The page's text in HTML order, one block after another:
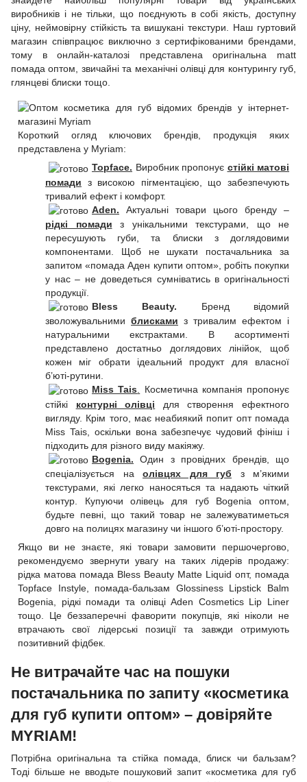
виробників і не тільки, що поєднують в собі якість, доступну
ціну, неймовірну стійкість та вишукані текстури. Наш гуртовий
магазин співпрацює виключно з сертифікованими брендами,
тому в онлайн-каталозі представлена оригінальна matt
помада оптом, звичайні та механічні олівці для контурингу губ,
глянцеві блиски тощо.
Короткий огляд ключових брендів, продукція яких
представлена у Myriam:
Topface. Виробник пропонує стійкі матові
помади з високою пігментацією, що забезпечують
тривалий ефект і комфорт.
Aden.
Актуальні товари цього бренду –
рідкі помади з унікальними текстурами, що не
пересушують губи, та блиски з доглядовими
компонентами. Щоб не шукати постачальника за
запитом «помада Аден купити оптом», робіть покупки
у нас – не доведеться сумніватись в оригінальності
продукції.
Bless Beauty.
Бренд відомий
зволожувальними блисками з тривалим ефектом і
натуральними екстрактами. В асортименті
представлено достатньо доглядових лінійок, щоб
кожен міг обрати ідеальний продукт для власної
б’юті-рутини.
Miss Tais. Косметична компанія пропонує
стійкі контурні олівці для створення ефектного
вигляду. Крім того, має неабиякий попит опт помада
Miss Tais, оскільки вона забезпечує чудовий фініш і
підходить для різного виду макіяжу.
Bogenia.
Один з провідних брендів, що
спеціалізується на олівцях для губ з м’якими
текстурами, які легко наносяться та надають чіткий
контур. Купуючи олівець для губ Bogenia оптом,
будьте певні, що такий товар не залежуватиметься
довго на полицях магазину чи іншого б’юті-простору.
Якщо ви не знаєте, які товари замовити першочергово,
рекомендуємо звернути увагу на таких лідерів продажу:
рідка матова помада Bless Beauty Matte Liquid опт, помада
Topface Instyle, помада-бальзам Glossiness Lipstick Balm
Bogenia, рідкі помади та олівці Aden Cosmetics Lip Liner
тощо. Це беззаперечні фаворити покупців, які ніколи не
втрачають свої лідерські позиції та завжди отримують
позитивний фідбек.
Не витрачайте час на пошуки
постачальника по запиту «косметика
для губ купити оптом» – довіряйте
MYRIAM!
Потрібна оригінальна та стійка помада, блиск чи бальзам?
Тоді більше не вводьте пошуковий запит «косметика для губ